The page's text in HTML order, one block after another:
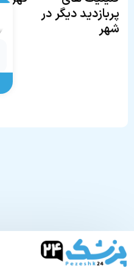
پربازدید دیگر در
شهر